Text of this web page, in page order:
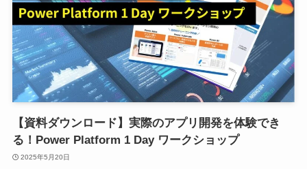
【資料ダウンロード】実際のアプリ開発を体験でき
る！Power Platform 1 Day ワークショップ
2025年5月20日